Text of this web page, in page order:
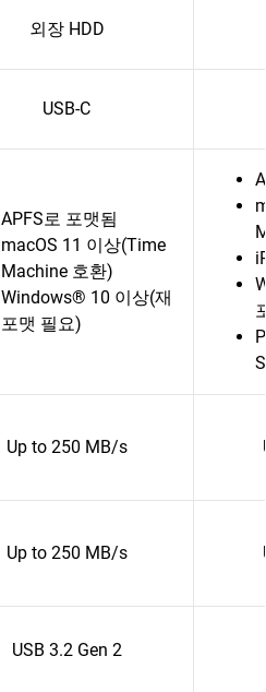
외장 HDD
USB-C
APFS로 포맷됨
macOS 11 이상(Time
Machine 호환)
Windows® 10 이상(재
포맷 필요)
Up to 250 MB/s
Up to 250 MB/s
USB 3.2 Gen 2